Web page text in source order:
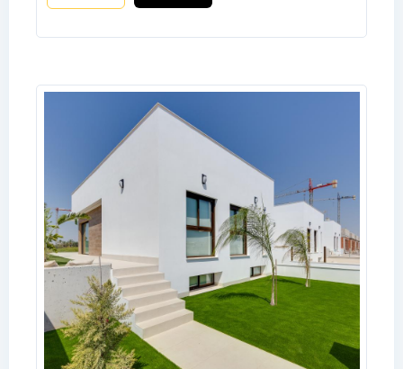
Log In
Don't have an account?
Username
LOGIN
No apps configured. Please contact
your administrator.